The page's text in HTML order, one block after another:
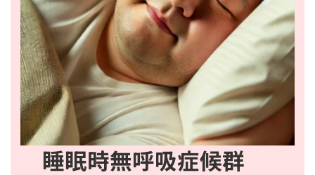
睡眠時無呼吸症候群